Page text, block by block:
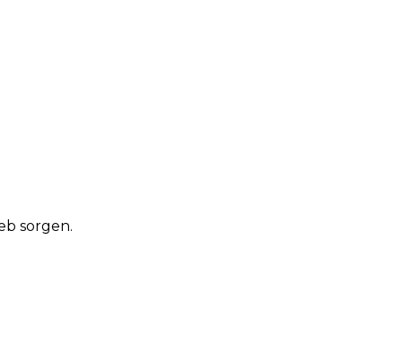
sorgen.